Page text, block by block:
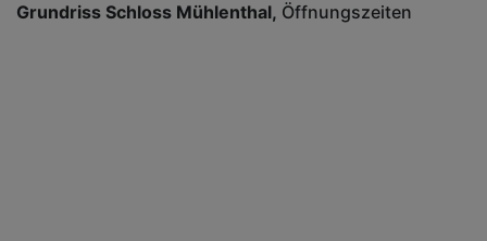
Grundriss Schloss Mühlenthal Öffnungszeiten